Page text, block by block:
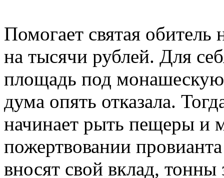
Помогает святая
на тысячи рублей. Для
площадь под монашескую
дума опять отказала.
начинает рыть пещеры и
пожертвовании
вносят свой вклад, тонны